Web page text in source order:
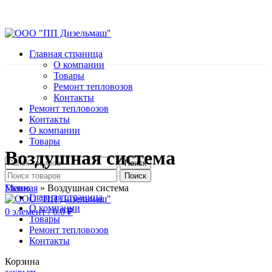
Главная страница
О компании
Товары
Ремонт тепловозов
Контакты
Ремонт тепловозов
Контакты
О компании
Товары
Поиск
0элемент / 0.0
Меню
0 элемент / 0.0₽
Воздушная система
Главная » Воздушная система
Поиск
Главная страница
О компании
Товары
Ремонт тепловозов
Контакты
Корзина